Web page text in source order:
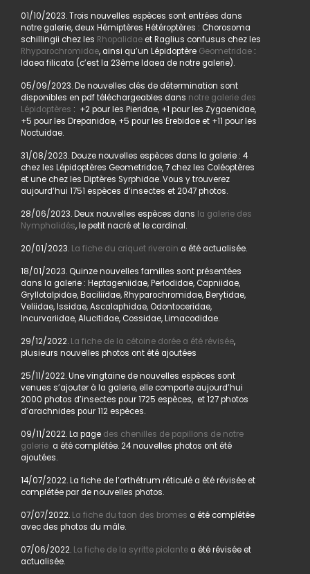
01/10/2023. Trois nouvelles espèces sont entrées dans
notre galerie, deux Hémiptères Hétéroptères : Chorosoma
schillingii chez les Rhopalidaeet Raglius confusus chez les
Rhyparochromidae, ainsi qu’un Lépidoptère Geometridae:
Idaea filicata (c’est la 23ème Idaea de notre galerie).
05/09/2023. De nouvelles clés de détermination sont
disponibles en pdf téléchargeables dans notre galerie des
Lépidoptères : +2 pour les Pieridae, +1 pour les Zygaenidae,
+5 pour les Drepanidae, +5 pour les Erebidae et +11 pour les
Noctuidae.
31/08/2023. Douze nouvelles espèces dans la galerie : 4
chez les Lépidoptères Geometridae, 7 chez les Coléoptères
et une chez les Diptères Syrphidae. Vous y trouverez
aujourd’hui 1751 espèces d’insectes et 2047 photos.
28/06/2023. Deux nouvelles espèces dans la galerie des
Nymphalidés, le petit nacré et le cardinal.
20/01/2023. La fiche du criquet riverain a été actualisée.
18/01/2023. Quinze nouvelles familles sont présentées
dans la galerie : Heptageniidae, Perlodidae, Capniidae,
Gryllotalpidae, Baciliidae, Rhyparochromidae, Berytidae,
Veliidae, Issidae, Ascalaphidae, Odontoceridae,
Incurvariidae, Alucitidae, Cossidae, Limacodidae.
29/12/2022. La fiche de la cétoine dorée a été révisée,
plusieurs nouvelles photos ont été ajoutées
25/11/2022. Une vingtaine de nouvelles espèces sont
venues s’ajouter à la galerie, elle comporte aujourd’hui
2000 photos d’insectes pour 1725 espèces, et 127 photos
d’arachnides pour 112 espèces.
09/11/2022. La page des chenilles de papillons de notre
galerie a été complétée. 24 nouvelles photos ont été
ajoutées.
14/07/2022. La fiche de l’orthétrum réticulé a été révisée et
complétée par de nouvelles photos.
07/07/2022. La fiche du taon des bromes a été complétée
avec des photos du mâle.
07/06/2022. La fiche de la syritte piolantea été révisée et
actualisée.